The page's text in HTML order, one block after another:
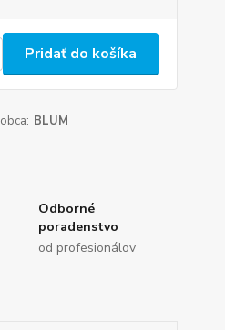
Pridať do košíka
BLUM
Odborné
poradenstvo
od profesionálov